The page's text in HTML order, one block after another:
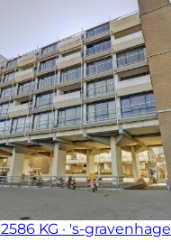
2586 KG · 's-gravenhage